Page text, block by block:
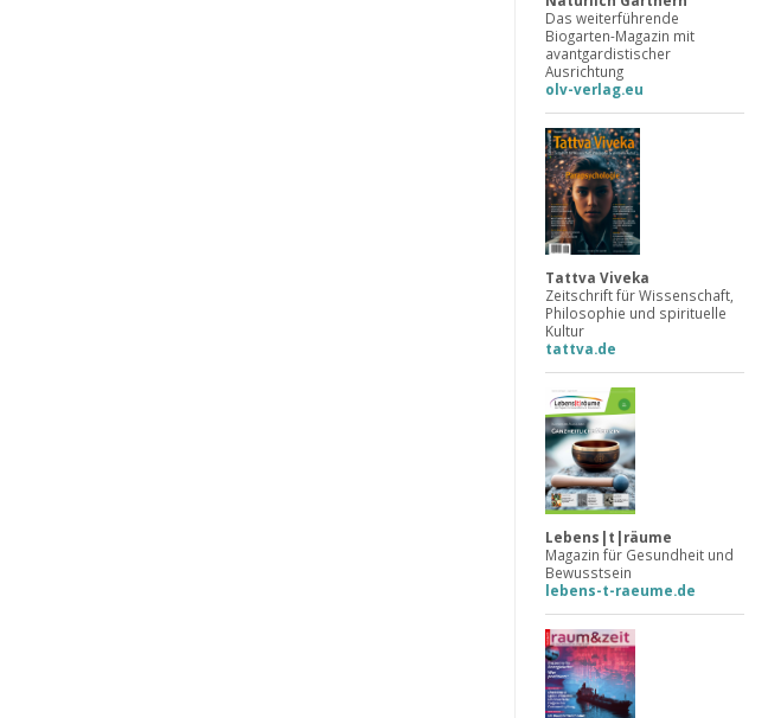
Das weiterführende
Biogarten-Magazin mit
avantgardistischer
Ausrichtung
olv-verlag.eu
Tattva Viveka
Zeitschrift für Wissenschaft,
Philosophie und spirituelle
Kultur
tattva.de
Lebens|t|räume
Magazin für Gesundheit und
Bewusstsein
lebens-t-raeume.de